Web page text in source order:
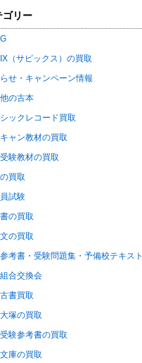
ゴリー
（サピックス）の買取
せ・キャンペーン情報
の古本
ックレコード買取
ャン教材の買取
験教材の買取
買取
試験
の買取
の買取
考書・受験問題集・予備校テキスト
合交換会
書買取
塚の買取
験参考書の買取
庫の買取